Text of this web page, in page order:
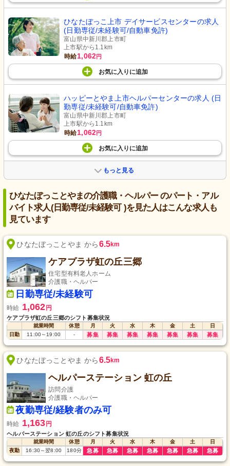
ひなたぼっこ上市 デイサービスセンターの求人
(日勤専従/未経験可/自動車免許)
富山県中新川郡上市町
上市駅から1.1km
時給1,062円
お気に入り に追加
ハッピーとやま上市ヘルパーセンターの求人 (日
勤専従/未経験可/自動車免許)
富山県中新川郡上市町
上市駅から1.1km
時給1,062円
お気に入り に追加
もっと見る
ひなたぼっことやまの介護職・ヘルパー のパート・アル
バイト求人(日勤専従/未経験可 )を見た人はこんな求人も
見ています
ひなたぼっことやま から6.5km
ケアプラザ虹の丘三郷
住宅型有料老人ホーム
介護職・ヘルパー
日勤専従/未経験可
時給 1,062 円
ケアプラザ虹の丘三郷のシフト募集状況
就業時間 休憩 月 火 水 木 金 土
日
日勤
11:00～19:00 - 募集 募集 募集 募集 募集 募集 募集
ひなたぼっことやま から6.5km
ヘルパーステーション 虹の丘
訪問介護
介護職・ヘルパー
夜勤専従/経験者のみ可
時給 1,163 円
ヘルパーステーション 虹の丘のシフト募集状況
就業時間 休憩 月 火 水 木 金 土
日
夜勤
16:30～翌8:00 180分 急募 急募 急募 急募 急募 急募 急募